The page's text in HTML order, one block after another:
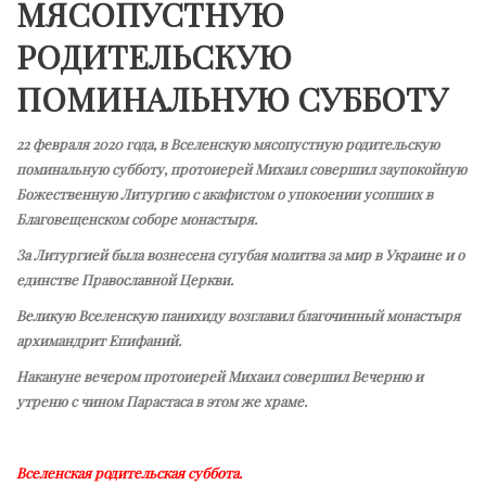
МЯСОПУСТНУЮ
РОДИТЕЛЬСКУЮ
ПОМИНАЛЬНУЮ СУББОТУ
22 февраля 2020 года, в Вселенскую мясопустную родительскую
поминальную субботу, протоиерей Михаил совершил заупокойную
Божественную Литургию с акафистом о упокоении усопших в
Благовещенском соборе монастыря.
За Литургией была вознесена сугубая молитва за мир в Украине и о
единстве Православной Церкви.
Великую Вселенскую панихиду возглавил благочинный монастыря
архимандрит Епифаний.
Накануне вечером протоиерей Михаил совершил Вечерню и
утреню с чином Парастаса в этом же храме.
Вселенская родительская суббота.